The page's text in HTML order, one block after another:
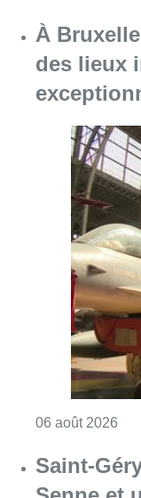
À
des lieux
06 août 2026
Saint-